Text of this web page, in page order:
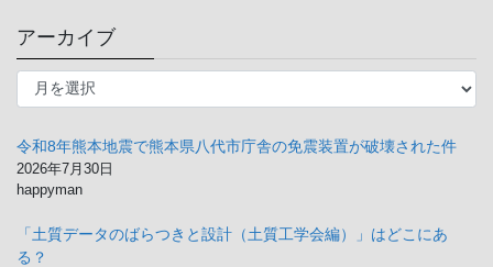
リ
ー
アーカイブ
ア
イ
ブ
令和8年熊本地震で熊本県八代市庁舎の免震装置が破壊された件
2026年7月30日
happyman
「土質データのばらつきと設計（土質工学会編）」はどこにあ
る？